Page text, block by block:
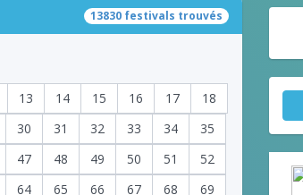
13830 festivals trouvés
13 14 15 16 17
18
30 31 32 33 34
35
47 48 49 50 51
52
64 65 66 67 68
69